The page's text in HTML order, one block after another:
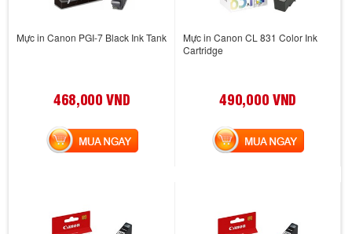
Mực in Canon PGI-7 Black Ink Tank
468,000 VND
MUA NGAY
Mực in Canon CL 831 Color Ink
Cartridge
490,000 VND
MUA NGAY